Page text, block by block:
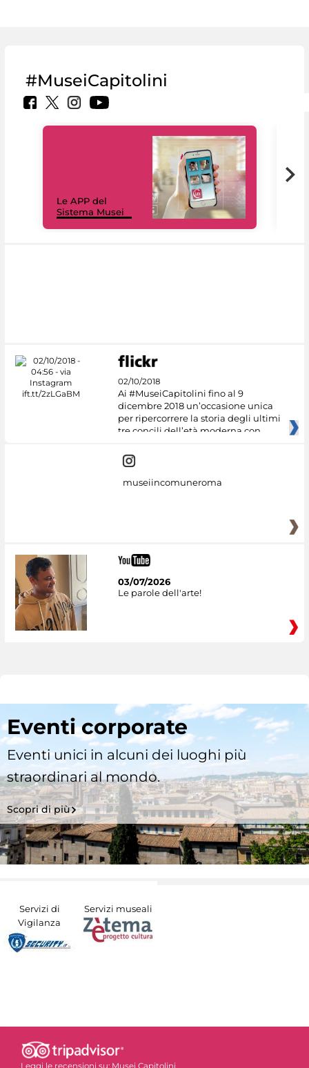
#MuseiCapitolini
Le APP del
Sistema Musei
02/10/2018
Ai #MuseiCapitolini fino al 9
dicembre 2018 un’occasione unica
per ripercorrere la storia degli ultimi
tre concili dell’età moderna con
museiincomuneroma
03/07/2026
Le parole dell'arte!
Eventi corporate
Eventi unici in alcuni dei luoghi più
straordinari al mondo.
Scopri di più
Servizi di
Vigilanza
Servizi museali